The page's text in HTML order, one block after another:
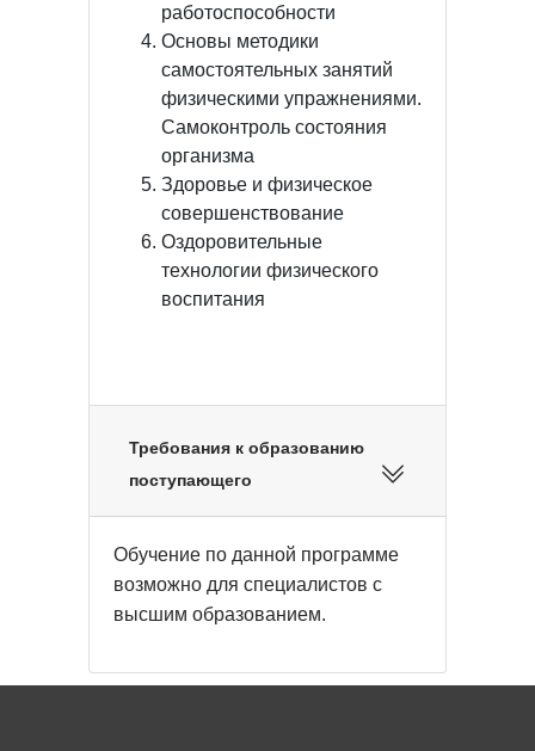
работоспособности
Основы методики
самостоятельных занятий
физическими упражнениями.
Самоконтроль состояния
организма
Здоровье и физическое
совершенствование
Оздоровительные
технологии физического
воспитания
Требования к образованию
поступающего
Обучение по данной программе
возможно для специалистов с
высшим образованием.